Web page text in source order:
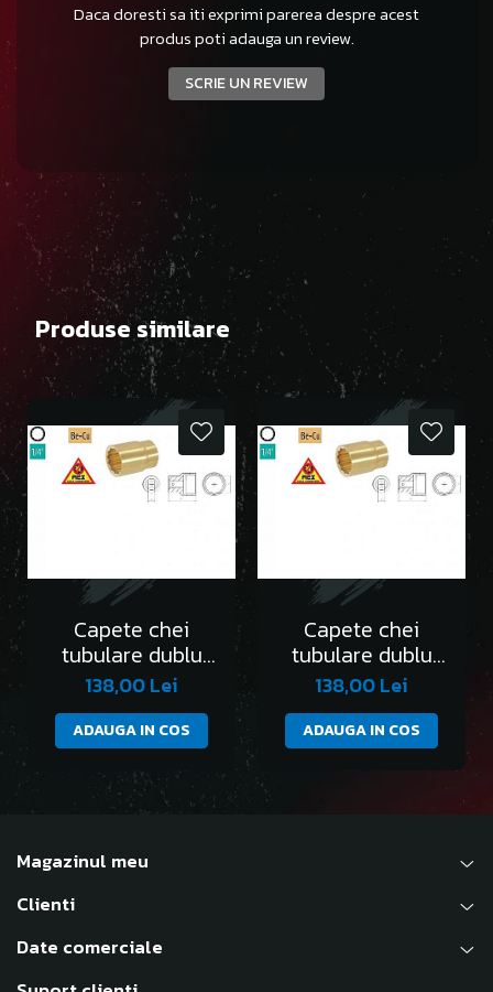
Daca doresti sa iti exprimi parerea despre acest
produs poti adauga un review.
SCRIE UN REVIEW
Produse similare
Capete chei
tubulare dublu
hexagon 1/4” DH -
AEX-4mm
138,00 Lei
ADAUGA IN COS
Capete chei
tubulare dublu
hexagon 1/4” DH -
AEX-4.5mm
138,00 Lei
ADAUGA IN COS
Magazinul meu
Clienti
Date comerciale